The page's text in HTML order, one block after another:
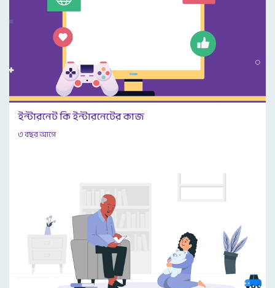
ইন্টারনেট কি ইন্টারনেটের কাজ
৩ বছর আগে